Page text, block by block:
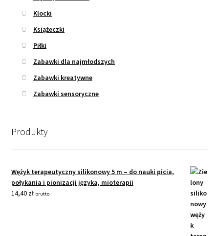
Klocki
Książeczki
Piłki
Zabawki dla najmłodszych
Zabawki kreatywne
Zabawki sensoryczne
Produkty
Wężyk terapeutyczny silikonowy 5 m – do nauki picia,
połykania i pionizacji języka, mioterapii
14,40 zł brutto